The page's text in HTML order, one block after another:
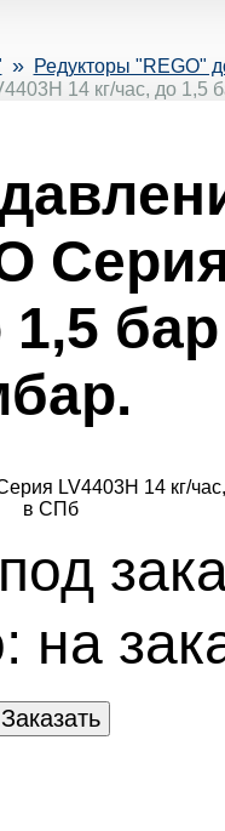
» Редукторы "REGO"
14 кг/час, до 1,5
1,5
на